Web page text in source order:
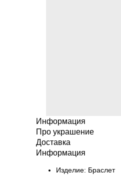
Информация
Про украшение
Доставка
Информация
Изделие: Браслет